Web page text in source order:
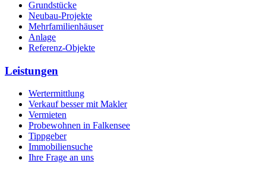
Grundstücke
Neubau-Projekte
Mehrfamilienhäuser
Anlage
Referenz-Objekte
Leistungen
Wertermittlung
Verkauf besser mit Makler
Vermieten
Probewohnen in Falkensee
Tippgeber
Immobiliensuche
Ihre Frage an uns